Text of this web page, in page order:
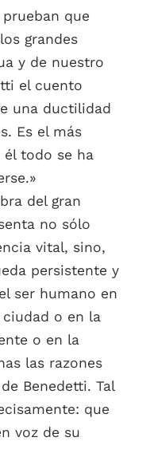
que
grandes
y de nuestro
el cuento
una ductilidad
Es el más
él todo se ha
del gran
no sólo
vital, sino,
persistente y
ser humano en
o en la
o en la
las razones
Benedetti. Tal
que
voz de su